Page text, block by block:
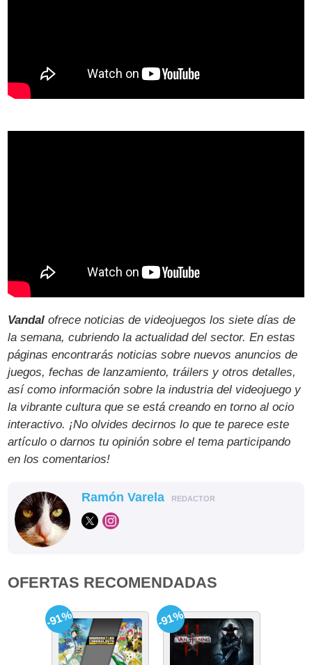
Vandal ofrece noticias de videojuegos los siete días de
la semana, cubriendo la actualidad del sector. En estas
páginas encontrarás noticias sobre nuevos anuncios de
juegos, fechas de lanzamiento, tráilers y otros detalles,
así como información sobre la industria del videojuego y
la vibrante cultura que se está creando en torno al ocio
interactivo. ¡No olvides decirnos lo que te parece este
artículo o darnos tu opinión sobre el tema participando
en los comentarios!
Ramón Varela REDACTOR
OFERTAS RECOMENDADAS
-91% -91%